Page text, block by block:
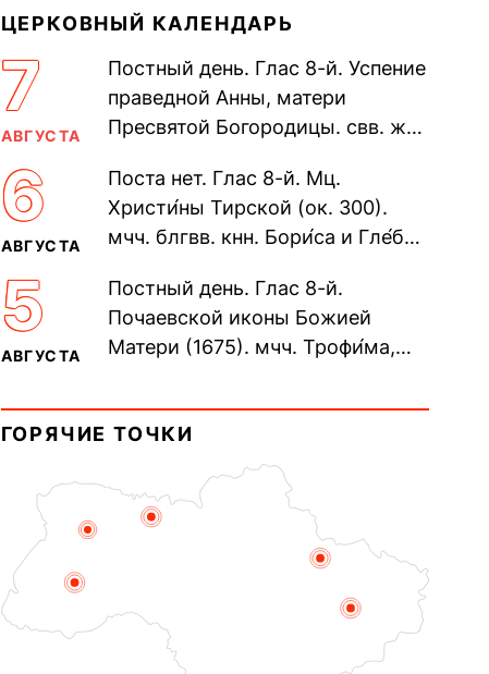
ЦЕРКОВНЫЙ КАЛЕНДАРЬ
7
АВГУСТА
Постный день. Глас 8-й. Успение
праведной Анны, матери
Пресвятой Богородицы. свв. жен
прп. Евпракси́и девы,...
6
АВГУСТА
Поста нет. Глас 8-й. Мц.
Христи́ны Тирской (ок. 300).
мчч. блгвв. кнн. Бори́са и Гле́ба,
Дави́да (1015). Прп....
5
АВГУСТА
Постный день. Глас 8-й.
Почаевской иконы Божией
Матери (1675). мчч. Трофи́ма,
мучеников (284–305). прав.
воина Фео́дора...
ГОРЯЧИЕ ТОЧКИ